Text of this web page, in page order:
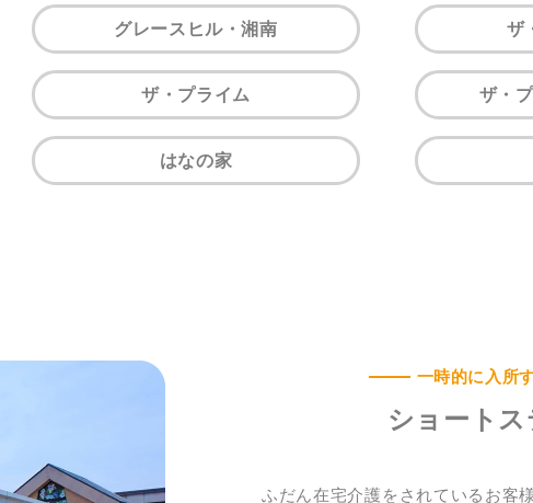
グレースヒル・湘南 ザ
ザ・プライム ザ・
はなの家
一時的に入所
ショートス
ふだん在宅介護をされているお客